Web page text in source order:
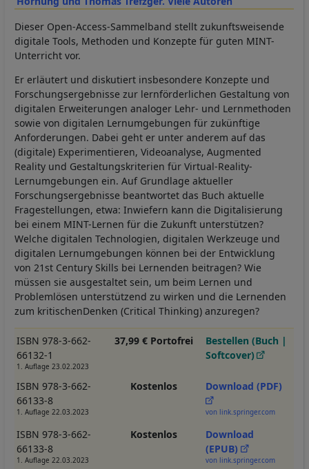
Dieser Open-Access-Sammelband stellt zukunftsweisende
digitale Tools, Methoden und Konzepte für guten MINT-
Unterricht vor.
Er erläutert und diskutiert insbesondere Konzepte und
Forschungsergebnisse zur lernförderlichen Gestaltung von
digitalen Erweiterungen analoger Lehr- und Lernmethoden
sowie von digitalen Lernumgebungen für zukünftige
Anforderungen. Dabei geht er unter anderem auf das
(digitale) Experimentieren, Videoanalyse, Augmented
Reality und Gestaltungskriterien für Virtual-Reality-
Lernumgebungen ein. Auf Grundlage aktueller
Forschungsergebnisse beantwortet das Buch aktuelle
Fragestellungen, etwa: Inwiefern kann die Digitalisierung
bei einem MINT-Lernen für die Zukunft unterstützen?
Welche digitalen Technologien, digitalen Werkzeuge und
digitalen Lernumgebungen können bei der Entwicklung
von 21st Century Skills bei Lernenden beitragen? Wie
müssen sie ausgestaltet sein, um beim Lernen und
Problemlösen unterstützend zu wirken und die Lernenden
zum kritischenDenken (Critical Thinking) anzuregen?
ISBN 978-3-662-
66132-1
1. Auflage 23.02.2023
37,99 € Portofrei
Bestellen (Buch |
Softcover)
ISBN 978-3-662-
66133-8
1. Auflage 22.03.2023
Kostenlos Download (PDF)
von link.springer.com
ISBN 978-3-662-
66133-8
1. Auflage 22.03.2023
Kostenlos
Download
(EPUB)
von link.springer.com